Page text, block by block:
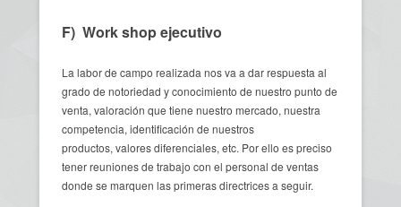
F) Work shop ejecutivo
La labor de campo realizada nos va a dar respuesta al
grado de notoriedad y conocimiento de nuestro punto de
venta, valoración que tiene nuestro mercado, nuestra
competencia, identificación de nuestros
productos, valores diferenciales, etc. Por ello es preciso
tener reuniones de trabajo con el personal de ventas
donde se marquen las primeras directrices a seguir.